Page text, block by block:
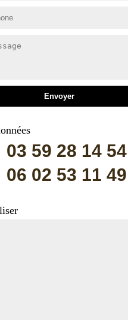
03 59 28 14 54
06 02 53 11 49